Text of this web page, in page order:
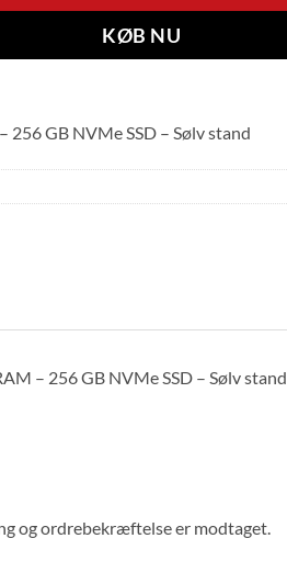
KØB NU
GB NVMe SSD – Sølv stand
– 256 GB NVMe SSD – Sølv stand
og ordrebekræftelse er modtaget.